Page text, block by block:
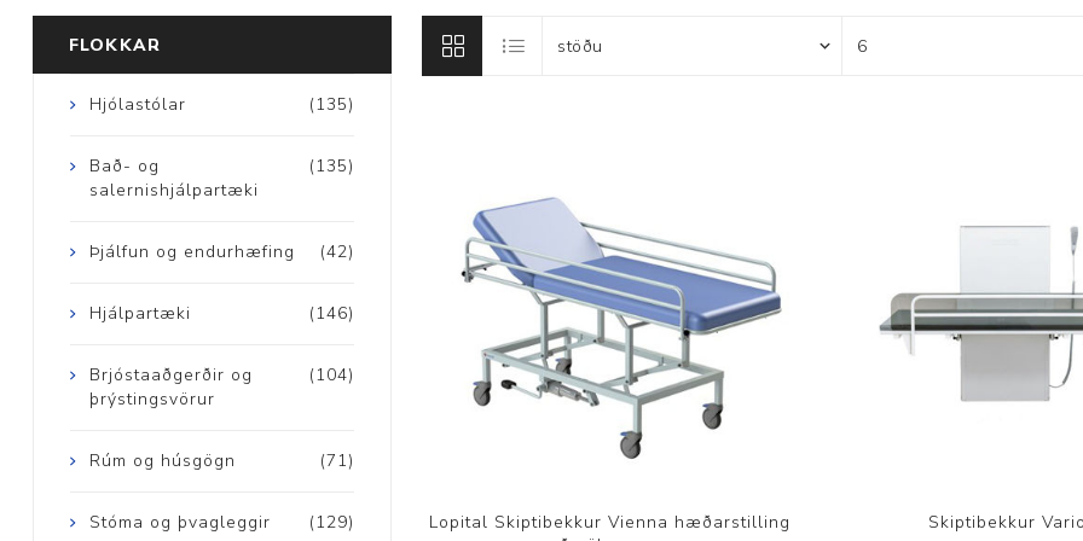
Legusáravarnir
Rýmingarsala
Lopital Skiptibekkur Vienna hæðarstilling
Skiptibekkur
FLOKKAR
(135)
Hjólastólar
(135)
Bað- og
salernishjálpartæki
(42)
Þjálfun og endurhæfing
(146)
Hjálpartæki
(104)
Brjóstaaðgerðir og
þrýstingsvörur
(71)
Rúm og húsgögn
(129)
Stóma og þvagleggir